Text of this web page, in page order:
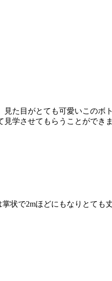
た目がとても可愛いこのボ
学させてもらうことができま
状で2mほどにもなりとても